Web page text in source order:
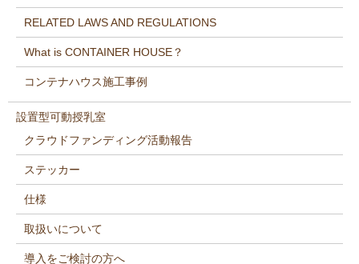
RELATED LAWS AND REGULATIONS
What is CONTAINER HOUSE？
コンテナハウス施工事例
設置型可動授乳室
クラウドファンディング活動報告
ステッカー
仕様
取扱いについて
導入をご検討の方へ